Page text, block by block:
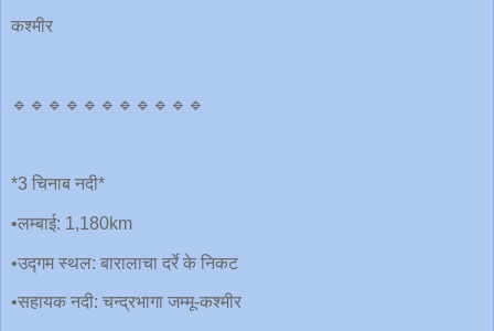
कश्मीर
🔹🔹🔹🔹🔹🔹🔹🔹🔹🔹🔹
*3 चिनाब नदी*
•लम्बाई: 1,180km
•उद्गम स्थल: बारालाचा दर्रे के निकट
•सहायक नदी: चन्द्रभागा जम्मू-कश्मीर